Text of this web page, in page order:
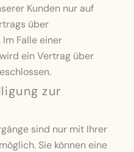
Kunden nur auf
über
Falle einer
ein Vertrag über
zur
sind nur mit Ihrer
Sie können eine